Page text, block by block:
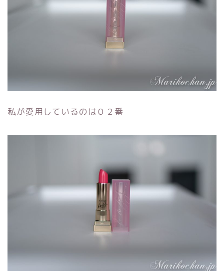
私が愛用しているのは０２番